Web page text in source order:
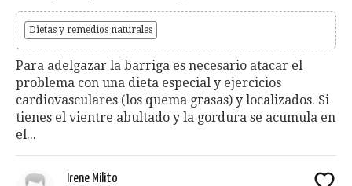
Dietas y remedios naturales
Para adelgazar la barriga es necesario atacar el
problema con una dieta especial y ejercicios
cardiovasculares (los quema grasas) y localizados. Si
tienes el vientre abultado y la gordura se acumula en
el...
Irene Milito